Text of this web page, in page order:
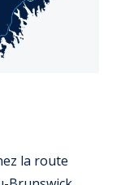
la route